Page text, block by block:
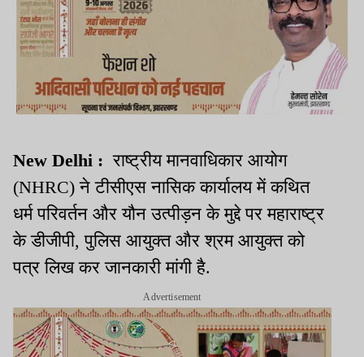
New Delhi :राष्ट्रीय मानवाधिकार आयोग
(NHRC) ने टीसीएस नासिक कार्यालय में कथित
धर्म परिवर्तन और यौन उत्पीड़न के मुद्दे पर महाराष्ट्र
के डीजीपी, पुलिस आयुक्त और श्रम आयुक्त को
पत्र लिख कर जानकारी मांगी है.
Advertisement